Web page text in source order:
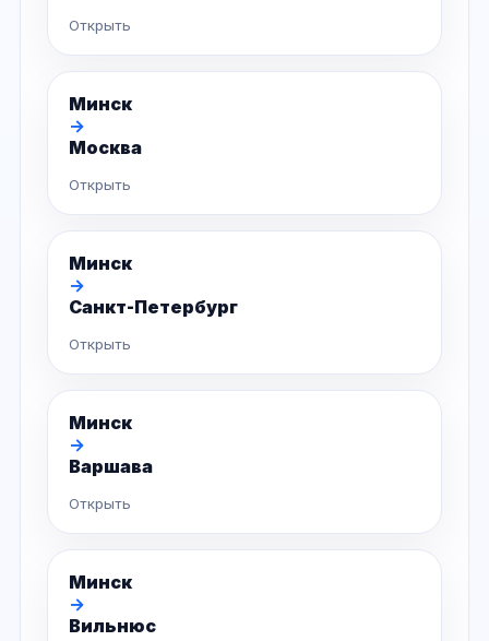
Открыть
Минск
→
Москва
Открыть
Минск
→
Санкт-Петербург
Открыть
Минск
→
Варшава
Открыть
Минск
→
Вильнюс